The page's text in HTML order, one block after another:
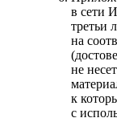
в сети
третьи
на
не
к
с